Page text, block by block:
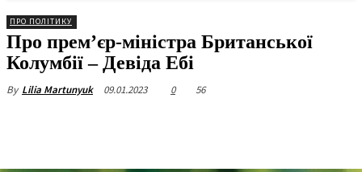
ПРО ПОЛІТИКУ
Про прем’єр-міністра Британської
Колумбії – Девіда Ебі
By Lilia Martunyuk 09.01.2023 0 56